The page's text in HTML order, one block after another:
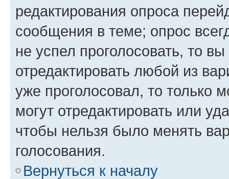
редактирования опроса
сообщения в теме; опрос
не успел проголосовать, то
отредактировать любой из
уже проголосовал, то только
могут отредактировать или
чтобы нельзя было менять
голосования.
Вернуться к началу